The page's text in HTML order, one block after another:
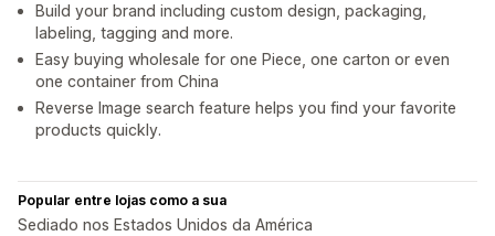
Build your brand including custom design, packaging,
labeling, tagging and more.
Easy buying wholesale for one Piece, one carton or even
one container from China
Reverse Image search feature helps you find your favorite
products quickly.
Popular entre lojas como a sua
Sediado nos Estados Unidos da América